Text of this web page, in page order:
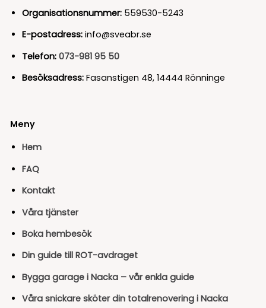
Organisationsnummer: 559530-5243
E-postadress: info@sveabr.se
Telefon: 073-981 95 50
Besöksadress: Fasanstigen 48, 14444 Rönninge
Meny
Hem
FAQ
Kontakt
Våra tjänster
Boka hembesök
Din guide till ROT-avdraget
Bygga garage i Nacka – vår enkla guide
Våra snickare sköter din totalrenovering i Nacka